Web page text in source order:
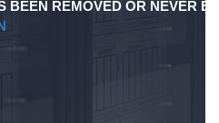
BEEN REMOVED OR NEVER